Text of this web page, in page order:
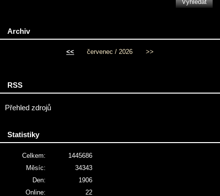
Archiv
<< červenec / 2026 >>
RSS
Přehled zdrojů
Statistiky
Online: 22
Celkem:
1445686
Měsíc:
34343
Den:
1906